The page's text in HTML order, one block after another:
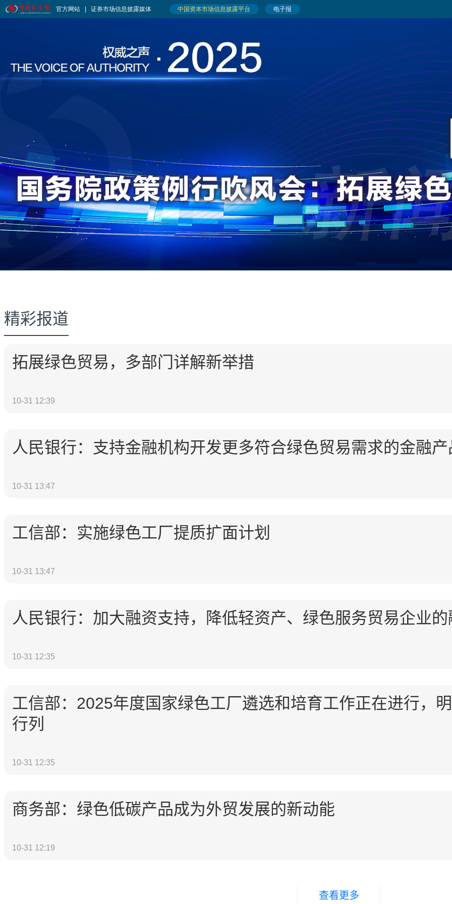
精彩报道
拓展绿色贸易，多部门详解新举措
10-31 12:39
人民银行：支持金融机构开发更多符合绿色贸易需求的金融产
10-31 13:47
工信部：实施绿色工厂提质扩面计划
10-31 13:47
人民银行：加大融资支持，降低轻资产、绿色服务贸易企业
10-31 12:35
工信部：2025年度国家绿色工厂遴选和培育工作正在进行，
行列
10-31 12:35
商务部：绿色低碳产品成为外贸发展的新动能
10-31 12:19
查看更多